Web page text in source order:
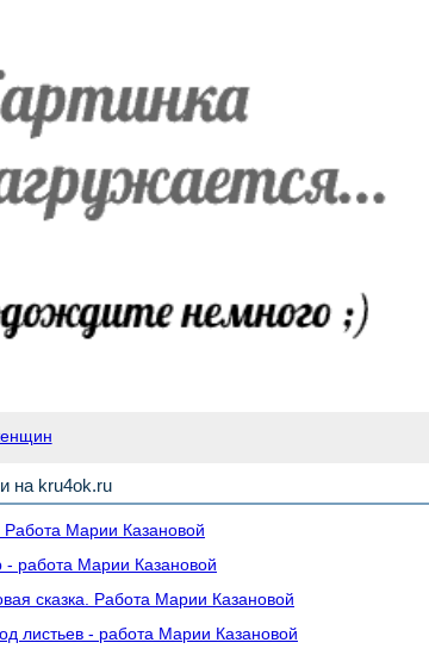
на kru4ok.ru
Марии Казановой
работа Марии Казановой
сказка. Работа Марии Казановой
листьев - работа Марии Казановой